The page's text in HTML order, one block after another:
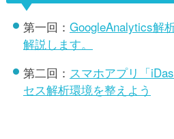
第一回： GoogleAnalytics解
解説します。
第二回： スマホアプリ「
セス解析環境を整えよう